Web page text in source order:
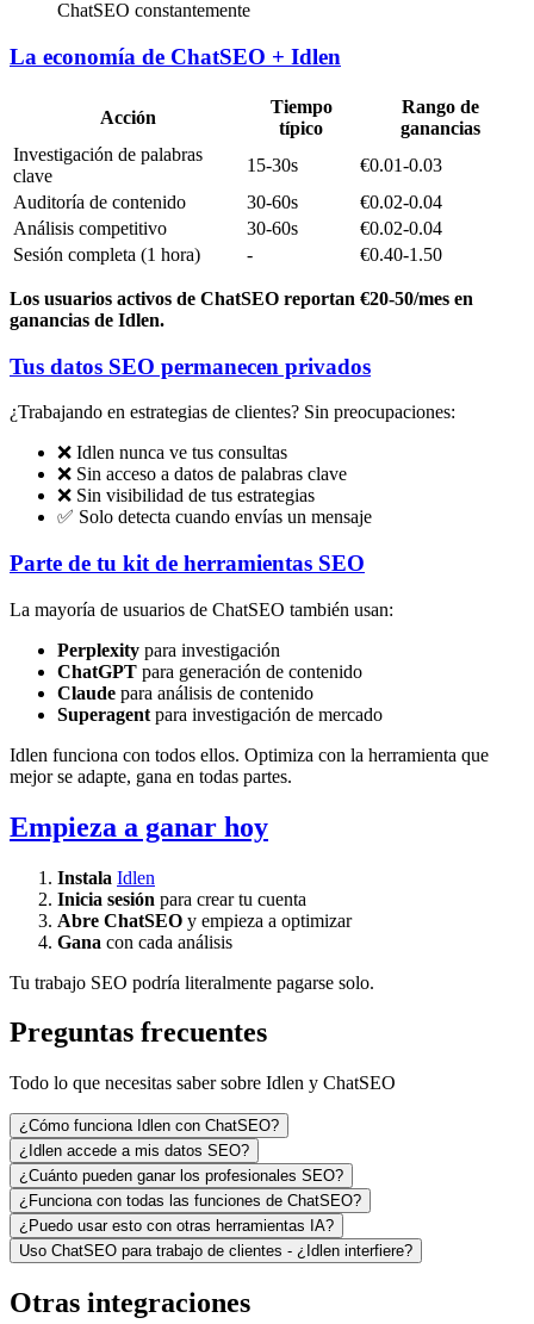
ChatSEO constantemente
La economía de ChatSEO + Idlen
Acción
Tiempo
típico
Rango de
ganancias
Investigación de palabras
clave
15-30s
€0.01-0.03
Auditoría de contenido
30-60s
€0.02-0.04
Análisis competitivo
30-60s
€0.02-0.04
Sesión completa (1 hora)
- €0.40-1.50
Los usuarios activos de ChatSEO reportan €20-50/mes en
ganancias de Idlen.
Tus datos SEO permanecen privados
¿Trabajando en estrategias de clientes? Sin preocupaciones:
❌ Idlen nunca ve tus consultas
❌ Sin acceso a datos de palabras clave
❌ Sin visibilidad de tus estrategias
✅ Solo detecta cuando envías un mensaje
Parte de tu kit de herramientas SEO
La mayoría de usuarios de ChatSEO también usan:
Perplexity para investigación
ChatGPT para generación de contenido
Claude para análisis de contenido
Superagent para investigación de mercado
Idlen funciona con todos ellos. Optimiza con la herramienta que
mejor se adapte, gana en todas partes.
Empieza a ganar hoy
Instala Idlen
Inicia sesión para crear tu cuenta
Abre ChatSEO y empieza a optimizar
Gana con cada análisis
Tu trabajo SEO podría literalmente pagarse solo.
Preguntas frecuentes
Todo lo que necesitas saber sobre Idlen y ChatSEO
¿Cómo funciona Idlen con ChatSEO?
¿Idlen accede a mis datos SEO?
¿Cuánto pueden ganar los profesionales SEO?
¿Funciona con todas las funciones de ChatSEO?
¿Puedo usar esto con otras herramientas IA?
Uso ChatSEO para trabajo de clientes - ¿Idlen interfiere?
Otras integraciones